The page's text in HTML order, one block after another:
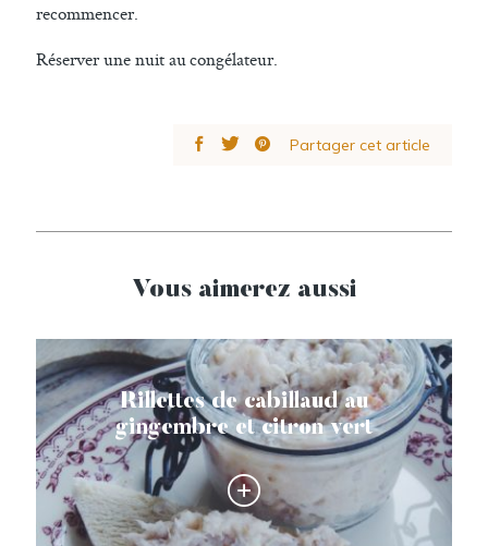
recommencer.
Réserver une nuit au congélateur.
Partager cet article
Vous aimerez aussi
Rillettes de cabillaud au
gingembre et citron vert